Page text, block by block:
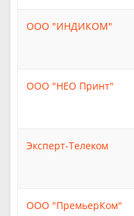
ООО "ИНДИКОМ"
ООО "НЕО Принт"
Эксперт-Телеком
ООО "ПремьерКом"